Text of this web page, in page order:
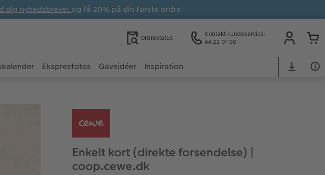
dig nyhedsbrevet og få 20% på din første ordre!
Ordrestatus
Kontakt kundeservice:
44 22 01 90
Ekspresfotos Gaveidéer Inspiration
Enkelt kort (direkte forsendelse) |
coop.cewe.dk